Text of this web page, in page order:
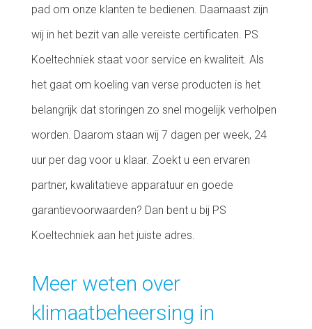
pad om onze klanten te bedienen. Daarnaast zijn
wij in het bezit van alle vereiste certificaten. PS
Koeltechniek staat voor service en kwaliteit. Als
het gaat om koeling van verse producten is het
belangrijk dat storingen zo snel mogelijk verholpen
worden. Daarom staan wij 7 dagen per week, 24
uur per dag voor u klaar. Zoekt u een ervaren
partner, kwalitatieve apparatuur en goede
garantievoorwaarden? Dan bent u bij PS
Koeltechniek aan het juiste adres.
Meer weten over
klimaatbeheersing in